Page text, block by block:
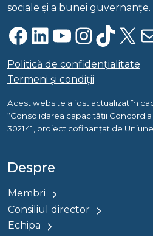
sociale și a bunei
Facebook LinkedIn YouTube InstagramTikTok X Mail
Politică de confidențialitate
Termeni și condiții
Acest website a fost actualizat în
“Consolidarea capacității
302141, proiect cofinanțat de
Despre
Membri
Consiliul director
Echipa